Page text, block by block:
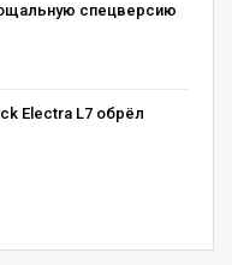
спецверсию
Electra L7 обрёл